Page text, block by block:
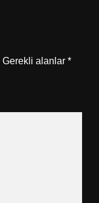
Gerekli alanlar *